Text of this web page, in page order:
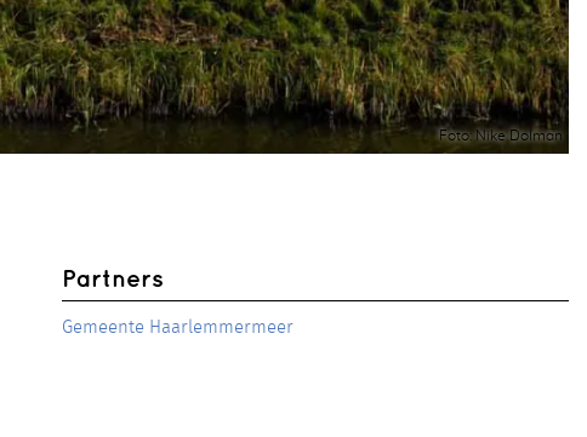
Foto: Nike Dolman
Partners
Gemeente Haarlemmermeer